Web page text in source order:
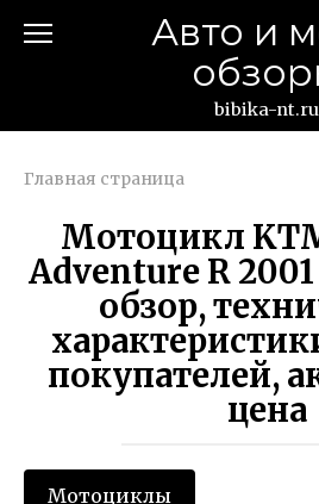
Авто и
bibika-nt.ru
Главная страница
Мотоцикл
Adventure R
обзор,
покупателей,
цена
Мотоциклы